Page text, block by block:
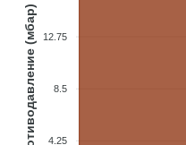
12.75
8.5
4.25
Противодавление (мбар)